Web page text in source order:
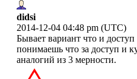
didsi
2014-12-04 04:48 pm (UTC)
Бывает вариант что и доступ
понимаешь что за доступ и
аналогий из 3 мерности.